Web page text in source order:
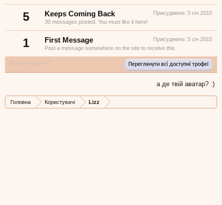
5 Присуджено: 3 січ 2015
Keeps Coming Back
30 messages posted. You must like it here!
1 Присуджено: 3 січ 2015
First Message
Post a message somewhere on the site to receive this.
Переглянути всі доступні трофеї
а де твій аватар? :)
Головна Користувачі Lizz